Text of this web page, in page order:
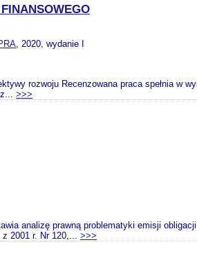
, 2020, wydanie I
rozwoju Recenzowana praca spełnia w
>>>
analizę prawną problematyki emisji
2001 r. Nr 120,... >>>